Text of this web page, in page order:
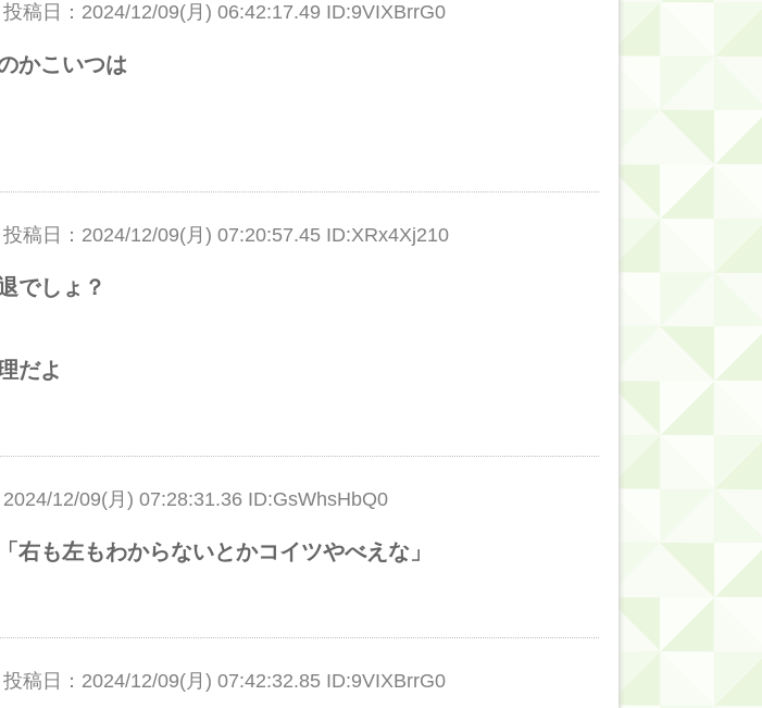
投稿日：2024/12/09(月) 06:42:17.49 ID:9VIXBrrG0
かこいつは
投稿日：2024/12/09(月) 07:20:57.45 ID:XRx4Xj210
でしょ？
だよ
12/09(月) 07:28:31.36 ID:GsWhsHbQ0
右も左もわからないとかコイツやべえな」
投稿日：2024/12/09(月) 07:42:32.85 ID:9VIXBrrG0